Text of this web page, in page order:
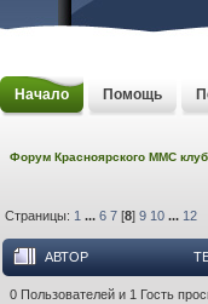
Начало Помощь
Форум Красноярского MMC
Страницы: 1 ...6 7 [8]9 10 ... 12
АВТОР
0 Пользователей и 1 Гость